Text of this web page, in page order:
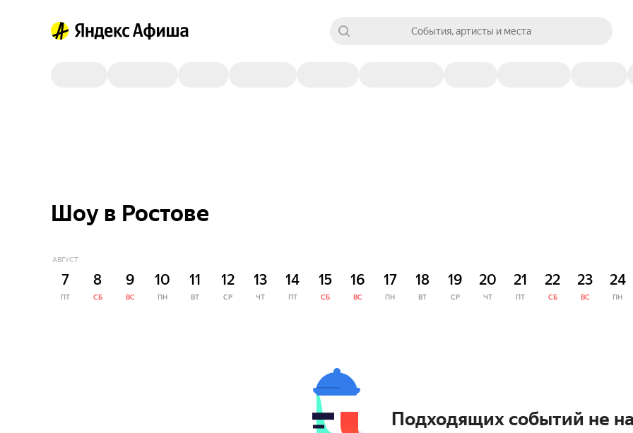
События, артисты и места
Шоу в Ростове
АВГУСТ
7
ПТ
8
СБ
9
ВС
10
ПН
11
ВТ
12
СР
13
ЧТ
14
ПТ
15
СБ
16
ВС
17
ПН
18
ВТ
19
СР
20
ЧТ
21
ПТ
22
СБ
23
ВС
24
ПН
Подходящих событий не